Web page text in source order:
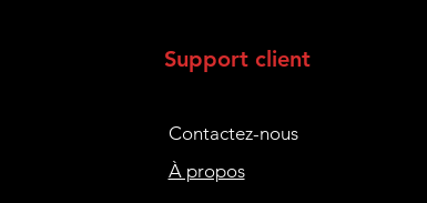
Support client
Contactez-nous
À propos